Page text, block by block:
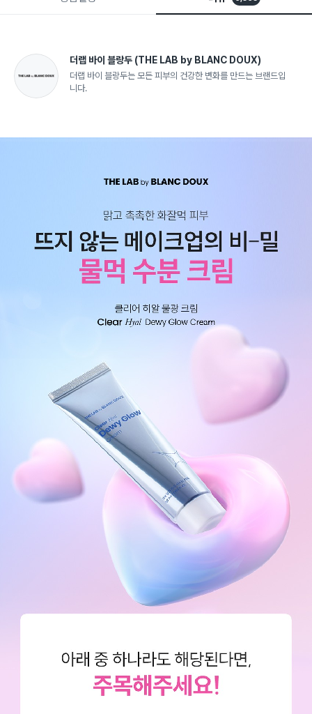
더랩 바이 블랑두 (THE LAB by BLANC DOUX)
더랩 바이 블랑두는 모든 피부의 건강한 변화를 만드는 브랜드입
니다.